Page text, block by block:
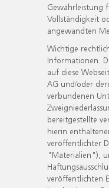
Gewährleistung
Vollständigkeit
angewandten
Wichtige
Informationen.
auf diese
AG und/oder
verbundenen
bereitgestellte
hierin
veröffentlichter
"Materialien"),
veröffentlichten